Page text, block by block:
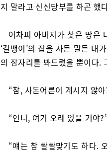
지 말라고 신신당부를 하곤 했
어차피 아버지가 찾은 땅은
‘걸뱅이’의 집을 사든 말든 내
의 잠자리를 봐드렸을 뿐이다.
“참, 사돈어른이 계시지 않
“언니, 여기 오래 있을 거야
“얘는 참 쌀쌀맞기도 하다.